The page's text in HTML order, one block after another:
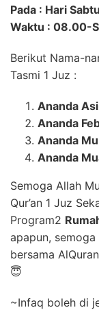
Pada : Hari
Waktu : 08.00-
Berikut Nama-
Tasmi 1 Juz :
Ananda
Ananda
Ananda
Ananda
Semoga Allah
Qur’an 1 Juz
Program2
apapun,
bersama
😇
~Infaq boleh di